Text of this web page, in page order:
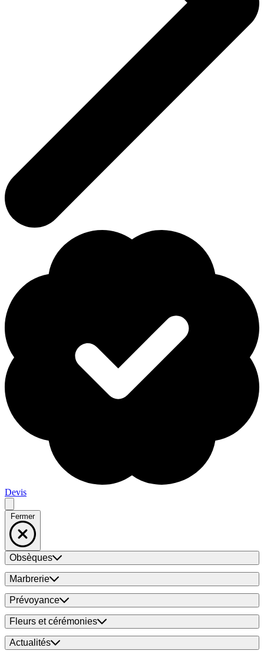
Devis
Fermer
Obsèques
Marbrerie
Prévoyance
Fleurs et cérémonies
Actualités